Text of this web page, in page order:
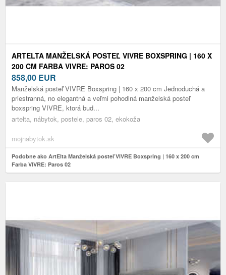
ARTELTA MANŽELSKÁ POSTEĽ VIVRE BOXSPRING | 160 X
200 CM FARBA VIVRE: PAROS 02
858,00 EUR
Manželská posteľ VIVRE Boxspring | 160 x 200 cm Jednoduchá a
priestranná, no elegantná a veľmi pohodlná manželská posteľ
boxspring VIVRE, ktorá bud...
artelta, nábytok, postele, paros 02, ekokoža
mojnabytok.sk
Podobne ako ArtElta Manželská posteľ VIVRE Boxspring | 160 x 200 cm
Farba VIVRE: Paros 02